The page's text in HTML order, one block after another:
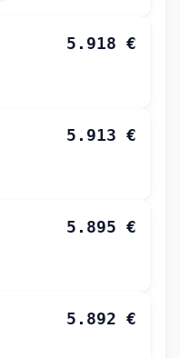
5.918 €
5.913 €
5.895 €
5.892 €